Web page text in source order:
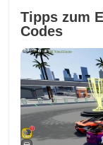
Tipps zum
Codes